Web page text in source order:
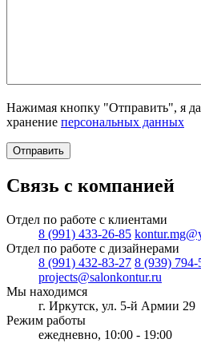
Нажимая кнопку "Отправить", я
хранение персональных данных
Отправить
Связь с компанией
Отдел по работе с клиентами
8 (991) 433-26-85
Отдел по работе с дизайнерами
8 (991) 432-83-27 8 (939) 794-
projects@salonkontur.ru
Мы находимся
г. Иркутск, ул. 5-й Армии 29
Режим работы
ежедневно, 10:00 - 19:00